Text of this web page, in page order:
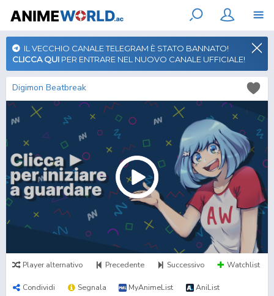
IL VECCHIO CANALE TELEGRAM È STATO BANNATO!
CLICCA QUI PER ENTRARE NEL NUOVO CANALE UFFICIALE!
Digimon Beatbreak
Player alternativo Precedente Successivo Watchlist
Condividi Segnala MyAnimeList AniList